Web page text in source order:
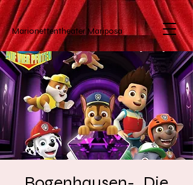
Marionettentheater Mariposa